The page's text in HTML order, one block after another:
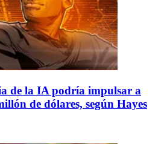
de la IA podría impulsar a
de dólares, según Hayes